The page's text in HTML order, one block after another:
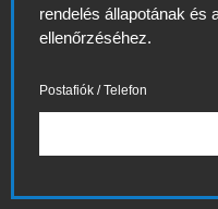
rendelés állapotának és
ellenőrzéséhez.
Postafiók / Telefon